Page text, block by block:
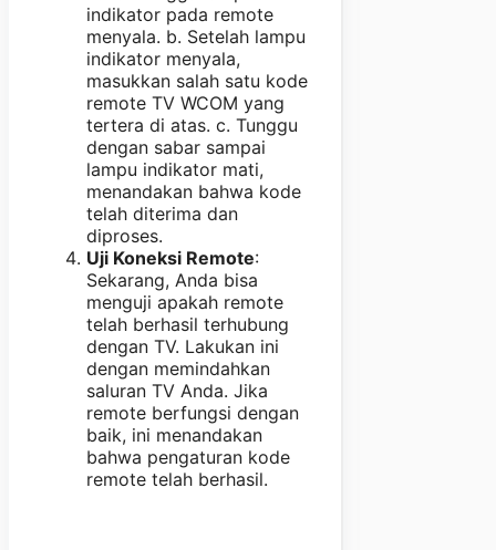
indikator pada remote
menyala. b. Setelah lampu
indikator menyala,
masukkan salah satu kode
remote TV WCOM yang
tertera di atas. c. Tunggu
dengan sabar sampai
lampu indikator mati,
menandakan bahwa kode
telah diterima dan
diproses.
Uji Koneksi Remote:
Sekarang, Anda bisa
menguji apakah remote
telah berhasil terhubung
dengan TV. Lakukan ini
dengan memindahkan
saluran TV Anda. Jika
remote berfungsi dengan
baik, ini menandakan
bahwa pengaturan kode
remote telah berhasil.